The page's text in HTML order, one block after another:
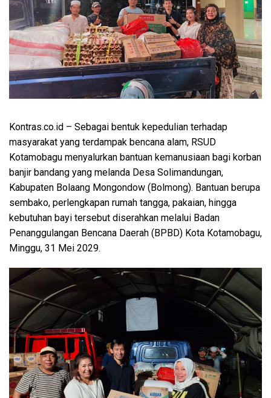
Kontras.co.id – Sebagai bentuk kepedulian terhadap
masyarakat yang terdampak bencana alam, RSUD
Kotamobagu menyalurkan bantuan kemanusiaan bagi korban
banjir bandang yang melanda Desa Solimandungan,
Kabupaten Bolaang Mongondow (Bolmong). Bantuan berupa
sembako, perlengkapan rumah tangga, pakaian, hingga
kebutuhan bayi tersebut diserahkan melalui Badan
Penanggulangan Bencana Daerah (BPBD) Kota Kotamobagu,
Minggu, 31 Mei 2029.